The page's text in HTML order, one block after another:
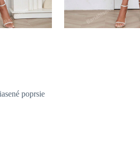
poprsie